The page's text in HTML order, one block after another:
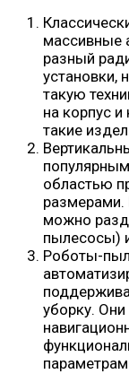
массивные
разный
установки,
такую
на корпус
такие
областью
размерами.
можно
пылесосы)
Роботы-
уборку.